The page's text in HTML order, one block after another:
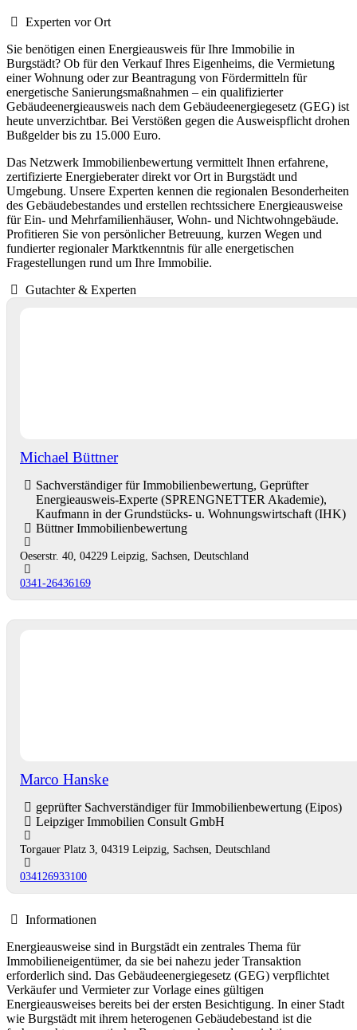
Experten vor Ort
Sie benötigen einen Energieausweis für Ihre Immobilie in
Burgstädt? Ob für den Verkauf Ihres Eigenheims, die Vermietung
einer Wohnung oder zur Beantragung von Fördermitteln für
energetische Sanierungsmaßnahmen – ein qualifizierter
Gebäudeenergieausweis nach dem Gebäudeenergiegesetz (GEG) ist
heute unverzichtbar. Bei Verstößen gegen die Ausweispflicht drohen
Bußgelder bis zu 15.000 Euro.
Das Netzwerk Immobilienbewertung vermittelt Ihnen erfahrene,
zertifizierte Energieberater direkt vor Ort in Burgstädt und
Umgebung. Unsere Experten kennen die regionalen Besonderheiten
des Gebäudebestandes und erstellen rechtssichere Energieausweise
für Ein- und Mehrfamilienhäuser, Wohn- und Nichtwohngebäude.
Profitieren Sie von persönlicher Betreuung, kurzen Wegen und
fundierter regionaler Marktkenntnis für alle energetischen
Fragestellungen rund um Ihre Immobilie.
Gutachter & Experten
Michael Büttner
Sachverständiger für Immobilienbewertung, Geprüfter
Energieausweis-Experte (SPRENGNETTER Akademie),
Kaufmann in der Grundstücks- u. Wohnungswirtschaft (IHK)
Büttner Immobilienbewertung
Oeserstr. 40, 04229 Leipzig, Sachsen, Deutschland
0341-26436169
Marco Hanske
geprüfter Sachverständiger für Immobilienbewertung (Eipos)
Leipziger Immobilien Consult GmbH
Torgauer Platz 3, 04319 Leipzig, Sachsen, Deutschland
034126933100
Informationen
Energieausweise sind in Burgstädt ein zentrales Thema für
Immobilieneigentümer, da sie bei nahezu jeder Transaktion
erforderlich sind. Das Gebäudeenergiegesetz (GEG) verpflichtet
Verkäufer und Vermieter zur Vorlage eines gültigen
Energieausweises bereits bei der ersten Besichtigung. In einer Stadt
wie Burgstädt mit ihrem heterogenen Gebäudebestand ist die